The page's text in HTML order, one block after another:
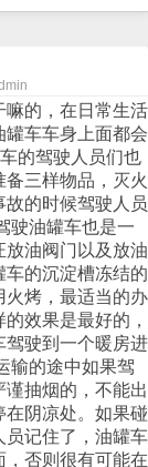
内容应当包括运输危险货物的范围（类别、项别或品名，如果为剧毒化学品应当标注“剧毒”），专用车辆数量、要求以及运输性质，并在10日内向道路危险货物运输经营申请人发放《道路运输经营许可证》，向非经营性道路危险货物运输申请人发放《道路危险货物运输许可证》。 市级道路运输管理机构应当将准予许可的企业或单位的许可事项等，及时以书面形式告知县级道路运输管理机构。 决定不予许可的，应当向申请人出具《不予交通行政许可决定书》。 第十三条 被许可人已获得其他道路运输经营许可的，设区的市级道路运输管理机构应当为其换发《道路运输经营许可证》，并在经营范围中加注新许可的事项。如果原《道路运输经营许可证》是由省级道路运输管理机构发放的，由原许可机关按照上述要求予以换发。 第十四条 被许可人应当按照承诺期限落实拟投入的专用车辆、设备。 原许可机关应当对被许可人落实的专用车辆、设备予以核实，对符合许可条件的专用车辆配发《道路运输证》，并在《道路运输证》经营范围栏内注明允许运输的危险货物类别、项别或者品名，如果为剧毒化学品应标注“剧毒”；对从事非经营性道路危险货物运输的车辆，还应当加盖“非经营性危险货物运输专用章”。 被许可人未在承诺期限内落实专用车辆、设备的，原许可机关应当撤销许可决定，并收回已核发的许可证明文件。 第十五条 被许可人应当按照承诺期限落实拟聘用的专职安全管理人员、驾驶人员、装卸管理人员和押运人员。 被许可人未在承诺期限内按照承诺聘用专职安全管理人员、驾驶人员、装卸管理人员和押运人员的，原许可机关应当撤销许可决定，并收回已核发的许可证明文件。 第十六条 道路运输管理机构不得许可一次性、临时性的道路危险货物运输。 第十七条 被许可人应当持《道路运输经营许可证》或者《道路危险货物运输许可证》依法向工商行政管理机关办理登记手续。 第十八条 中外合资、中外合作、外商独资形式投资道路危险货物运输的，应当同时遵守《外商投资道路运输业管理规定》。 第十九条 道路危险货物运输企业设立子公司从事道路危险货物运输的，应当向子公司注册地设区的市级道路运输管理机构申请运输许可。设立分公司的，应当向分公司注册地设区的市级道路运输管理机构备案。 第二十条 道路危险货物运输企业或者单位需要变更许可事项的，应当向原许可机关提出申请，按照本章有关许可的规定办理。 道路危险货物运输企业或者单位变更法定代表人、名称、地址等工商登记事项的，应当在30日内向原许可机关备案。 第二十一条 道路危险货物运输企业或者单位终止危险货物运输业务的，应当在终止之日的30日前告知原许可机关，并在停业后10日内将《道路运输经营许可证》或者《道路危险货物运输许可证》以及《道路运输证》交回原许可机关。 第三章 专用车辆、设备管理 第二十二条 道路危险货物运输企业或者单位应当按照《道路货物运输及站场管理规定》中有关车辆管理的规定，维护、检测、使用和管理专用车辆，确保专用车辆技术状况良好。 第二十三条 设区的市级道路运输管理机构应当定期对专用车辆进行审验，每年审验一次。审验按照《道路货物运输及站场管理规定》进行，并增加以下审验项目： （一）专用车辆投保危险货物承运人责任险情况； （二）必需的应急处理器材、安全防护设施设备和专用车辆标志的配备情况； （三）具有行驶记录功能的卫星定位装置的配备情况。 第二十四条 禁止使用报废的、擅自改装的、检测不合格的、车辆技术等级达不到一级的和其他不符合国家规定的车辆从事道路危险货物运输。 除铰接列车、具有特殊装置的大型物件运输专用车辆外，严禁使用货车列车从事危险货物运输；倾卸式车辆只能运输散装硫磺、萘饼、粗蒽、煤焦沥青等危险货物。 禁止使用移动罐体（罐式集装箱除外）从事危险货物运输。 第二十五条 运输剧毒化学品、爆炸品专用车辆及罐式专用车辆（含罐式挂车）应当到具备道路危险货物运输车辆维修资质的企业进行维修。 牵引车以及 其他专用车辆由企业自行消除危险货物的危害后，可到具备一般车辆维修资质的企业进行维修。 第二十六条 用于装卸危险货物的机械及工具的技术状况应当符合行业标准《汽车运输危险货物规则》（JT617）规定的技术要求。 第二十七条 罐式专用车辆的常压罐体应当符合国家标准《道路运输液体危险货物罐式车辆第1部分：金属常压罐体技术要求》（GB18564.1）、《道路运输液体危险货物罐式车辆第2部分：非金属常压罐体技术要求》（GB18564.2）等有关技术要求。 使用压力容器运输危险货物的，应当符合国家特种设备安全监督管理部门制订并公布的《移动式压力容器安全技术监察规程》（TSG R0005）等有关技术要求。 压力容器和罐式专用车辆应当在质量检验部门出具的压力容器或者罐体检验合格的有效期内承运危险货物。 第二十八条 道路危险货物运输企业或者单位对重复使用的危险货物包装物、容器，在重复使用前应当进行检查；发现存在安全隐患的，应当维修或者更换。 道路危险货物运输企业或者单位应当对检查情况作出记录，记录的保存期限不得少于2年。 第二十九条 道路危险货物运输企业或者单位应当到具有污染物处理能力的机构对常压罐体进行清洗（置换）作业，将废气、污水等污染物集中收集，消除污染，不得随意排放，污染环境。 第四章 道路危险货物运输 第三十条 道路危险货物运输企业或者单位应当严格按照道路运输管理机构决定的许可事项从事道路危险货物运输活动，不得转让、出租道路危险货物运输许可证件。 严禁非经营性道路危险货物运输单位从事道路危险货物运输经营活动。 第三十一条 危险货物托运人应当委托具有道路危险货物运输资质的企业承运。 危险货物托运人应当对托运的危险货物种类、数量和承运人等相关信息予以记录，记录的保存期限不得少于1年。 第三十二条 危险货物托运人应当严格按照国家有关规定妥善包装并在外包装设置标志，并向承运人说明危险货物的品名、数量、危害、应急措施等情况。需要添加抑制剂或者稳定剂的，托运人应当按照规定添加，并告知承运人相关注意事项。 危险货物托运人托运危险化学品的，还应当提交与托运的危险化学品完全一致的安全技术说明书和安全标签。 第三十三条 不得使用罐式专用车辆或者运输有毒、感染性、腐蚀性危险货物的专用车辆运输普通货物。 其他专用车辆可以从事食品、生活用品、药品、医疗器具以外的普通货物运输，但应当由运输企业对专用车辆进行消除危害处理，确保不对普通货物造成污染、损害。 不得将危险货物与普通货物混装运输。 第三十四条 专用车辆应当按照国家标准《道路运输危险货物车辆标志》（GB13392）的要求悬挂标志。 第三十五条 运输剧毒化学品、爆炸品的企业或者单位，应当配备专用停车区域，并设立明显的警示标牌。 第三十六条 专用车辆应当配备符合有关国家标准以及与所